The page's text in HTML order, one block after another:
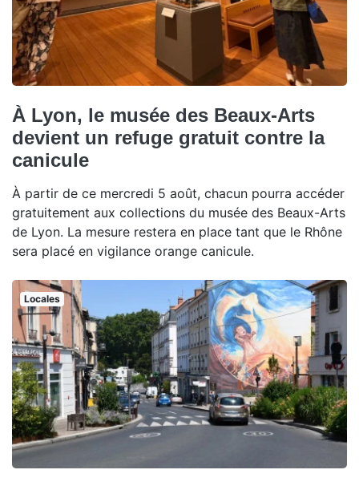
À Lyon, le musée des Beaux-Arts
devient un refuge gratuit contre la
canicule
À partir de ce mercredi 5 août, chacun pourra accéder
gratuitement aux collections du musée des Beaux-Arts
de Lyon. La mesure restera en place tant que le Rhône
sera placé en vigilance orange canicule.
Locales